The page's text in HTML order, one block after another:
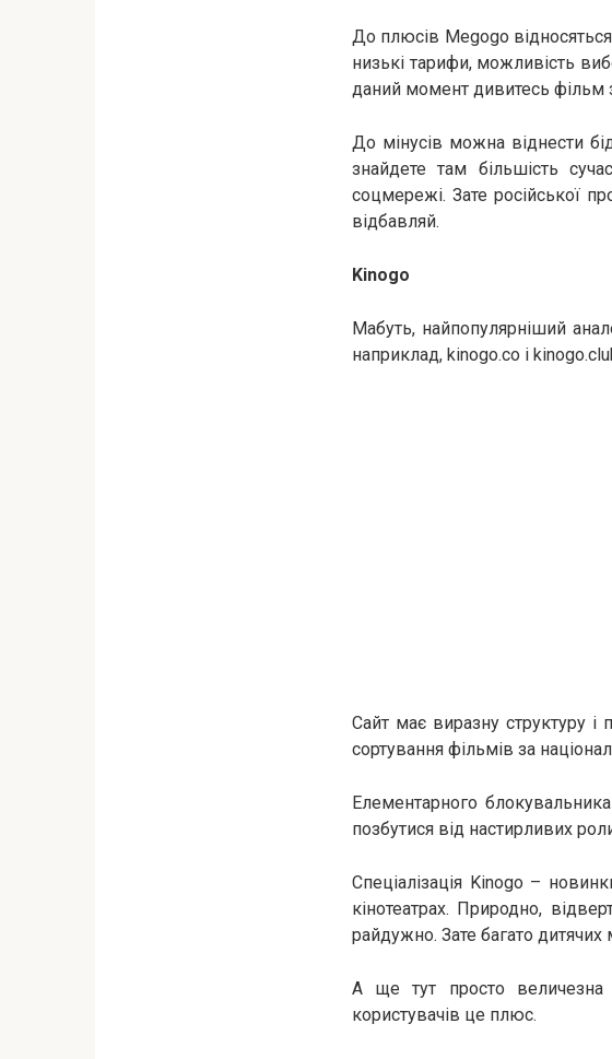
До плюсів Megogo
низькі тарифи, можливість
даний момент дивитесь фільм
До мінусів можна віднести
знайдете там більшість
соцмережі. Зате російської
відбавляй.
Kinogo
Мабуть, найпопулярніший
наприклад, kinogo.co і
Сайт має виразну структуру
сортування фільмів за
Елементарного
позбутися від настирливих
Спеціалізація Kinogo –
кінотеатрах. Природно,
райдужно. Зате багато дитячих
А ще тут просто величезна
користувачів це плюс.